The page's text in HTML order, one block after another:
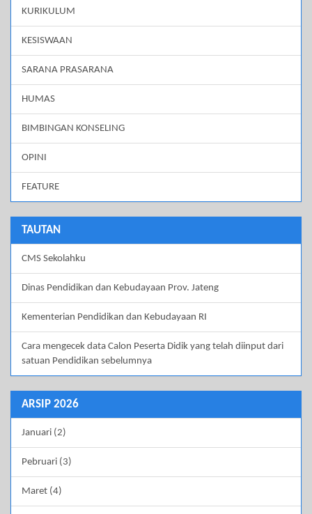
KURIKULUM
KESISWAAN
SARANA PRASARANA
HUMAS
BIMBINGAN KONSELING
OPINI
FEATURE
TAUTAN
CMS Sekolahku
Dinas Pendidikan dan Kebudayaan Prov. Jateng
Kementerian Pendidikan dan Kebudayaan RI
Cara mengecek data Calon Peserta Didik yang telah diinput dari
satuan Pendidikan sebelumnya
ARSIP 2026
Januari (2)
Pebruari (3)
Maret (4)